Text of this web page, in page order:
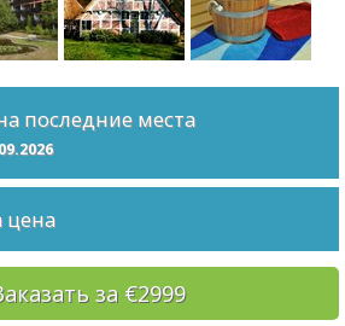
последние места
цена
за €2999